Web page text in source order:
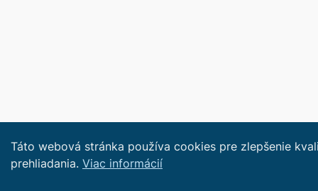
Táto webová stránka používa cookies pre zlepšenie
prehliadania. Viac informácií